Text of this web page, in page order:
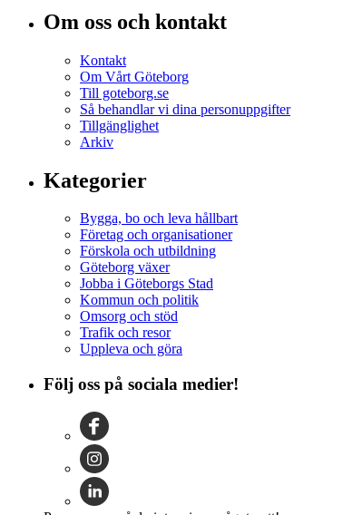
Om oss och kontakt
Kontakt
Om Vårt Göteborg
Till goteborg.se
Så behandlar vi dina personuppgifter
Tillgänglighet
Arkiv
Kategorier
Bygga, bo och leva hållbart
Företag och organisationer
Förskola och utbildning
Göteborg växer
Jobba i Göteborgs Stad
Kommun och politik
Omsorg och stöd
Trafik och resor
Uppleva och göra
Följ oss på sociala medier!